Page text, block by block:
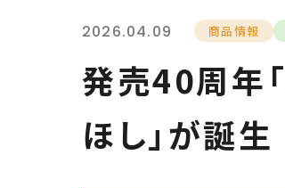
2026.04.09 商品情報
発売40周年
ほし」が誕生